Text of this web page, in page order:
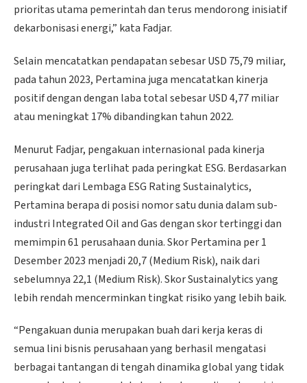
prioritas utama pemerintah dan terus mendorong inisiatif
dekarbonisasi energi,” kata Fadjar.
Selain mencatatkan pendapatan sebesar USD 75,79 miliar,
pada tahun 2023, Pertamina juga mencatatkan kinerja
positif dengan dengan laba total sebesar USD 4,77 miliar
atau meningkat 17% dibandingkan tahun 2022.
Menurut Fadjar, pengakuan internasional pada kinerja
perusahaan juga terlihat pada peringkat ESG. Berdasarkan
peringkat dari Lembaga ESG Rating Sustainalytics,
Pertamina berapa di posisi nomor satu dunia dalam sub-
industri Integrated Oil and Gas dengan skor tertinggi dan
memimpin 61 perusahaan dunia. Skor Pertamina per 1
Desember 2023 menjadi 20,7 (Medium Risk), naik dari
sebelumnya 22,1 (Medium Risk). Skor Sustainalytics yang
lebih rendah mencerminkan tingkat risiko yang lebih baik.
“Pengakuan dunia merupakan buah dari kerja keras di
semua lini bisnis perusahaan yang berhasil mengatasi
berbagai tantangan di tengah dinamika global yang tidak